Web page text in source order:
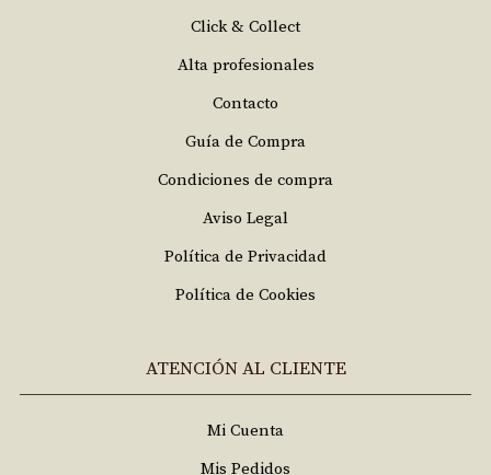
Click & Collect
Alta profesionales
Contacto
Guía de Compra
Condiciones de compra
Aviso Legal
Política de Privacidad
Política de Cookies
ATENCIÓN AL CLIENTE
Mi Cuenta
Mis Pedidos